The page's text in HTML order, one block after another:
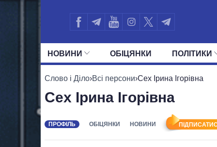
НОВИНИ ОБIЦЯНКИ ПОЛIТИКИ
УСІ ПОЛІТИКИ ПРЕЗИДЕНТ І ОФІС
Слово і Діло›Всі персони›Сех Ірина Ігорівна
Сех Ірина Ігорівна
ПРОФІЛЬ ОБІЦЯНКИ НОВИНИ